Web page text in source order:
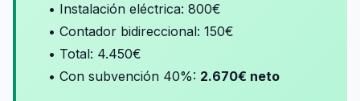
• Instalación eléctrica: 800€
• Contador bidireccional: 150€
• Total: 4.450€
• Con subvención 40%: 2.670€ neto